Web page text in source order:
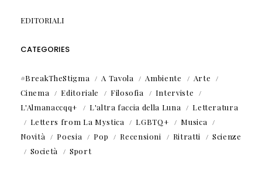
EDITORIALI
CATEGORIES
#BreakTheStigma A Tavola Ambiente
Arte
Cinema
Editoriale Filosofia
Interviste
L'Almanaccqq+
L'altra faccia della Luna
Letteratura
Letters from La Mystica
LGBTQ+
Musica
Novità
Poesia Pop Recensioni Ritratti
Scienze
Società
Sport